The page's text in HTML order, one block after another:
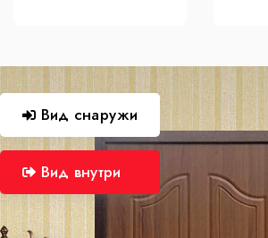
Вид снаружи
Вид внутри